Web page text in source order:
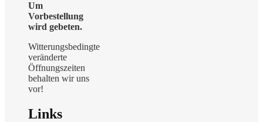
Um
Vorbestellung
wird gebeten.
Witterungsbedingte
veränderte
Öffnungszeiten
behalten wir uns
vor!
Links